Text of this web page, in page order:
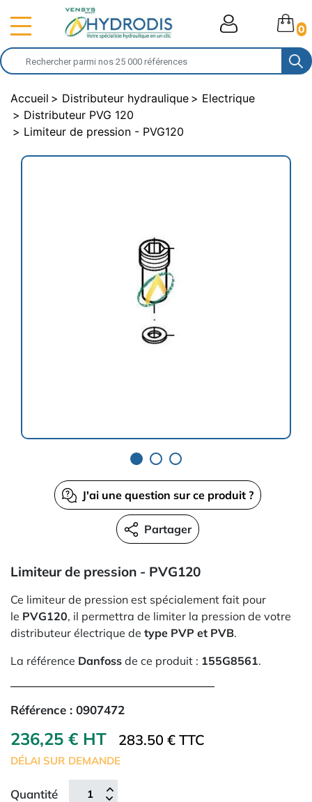
0
Accueil Distributeur hydraulique
Electrique
Distributeur PVG 120
Limiteur de pression - PVG120
J'ai une question sur ce produit ?
Partager
Limiteur de pression - PVG120
Ce limiteur de pression est spécialement fait pour
le PVG120, il permettra de limiter la pression de votre
distributeur électrique de type PVP et PVB.
La référence Danfoss de ce produit : 155G8561.
Référence : 0907472
236,25 € HT 283.50 € TTC
DÉLAI SUR DEMANDE
Quantité